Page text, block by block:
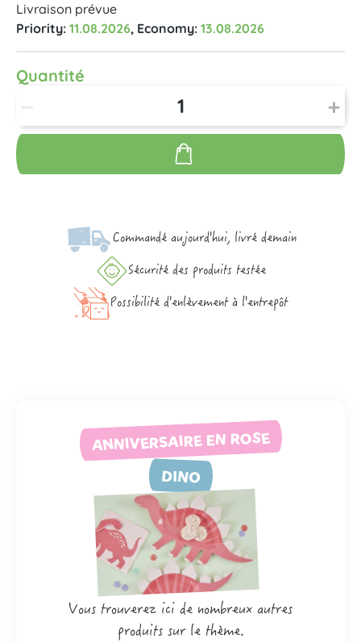
Livraison prévue
Priority: 11.08.2026, Economy: 13.08.2026
Quantité
Commandé aujourd'hui, livré demain
Sécurité des produits testée
Possibilité d'enlèvement à l'entrepôt
ANNIVERSAIRE EN ROSE
DINO
Vous trouverez ici de nombreux autres
produits sur le thème.